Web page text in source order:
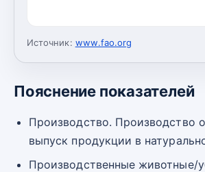
Источник: www.fao.org
Пояснение показателей
Производство. Производство
выпуск продукции в
Производственные животные/